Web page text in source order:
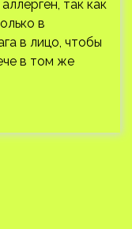
так как
в
в лицо, чтобы
в том же